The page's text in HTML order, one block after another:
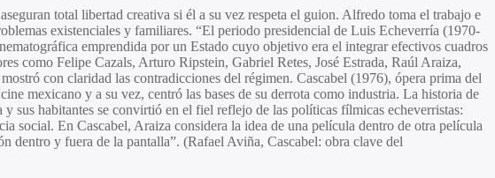
total libertad creativa si él a su vez respeta el guion. Alfredo toma el trabajo e
existenciales y familiares. “El periodo presidencial de Luis Echeverría (1970-
emprendida por un Estado cuyo objetivo era el integrar efectivos cuadros
como Felipe Cazals, Arturo Ripstein, Gabriel Retes, José Estrada, Raúl Araiza,
con claridad las contradicciones del régimen. Cascabel (1976), ópera prima del
mexicano y a su vez, centró las bases de su derrota como industria. La historia de
sus habitantes se convirtió en el fiel reflejo de las políticas fílmicas echeverristas:
social. En Cascabel, Araiza considera la idea de una película dentro de otra película
dentro y fuera de la pantalla”. (Rafael Aviña, Cascabel: obra clave del